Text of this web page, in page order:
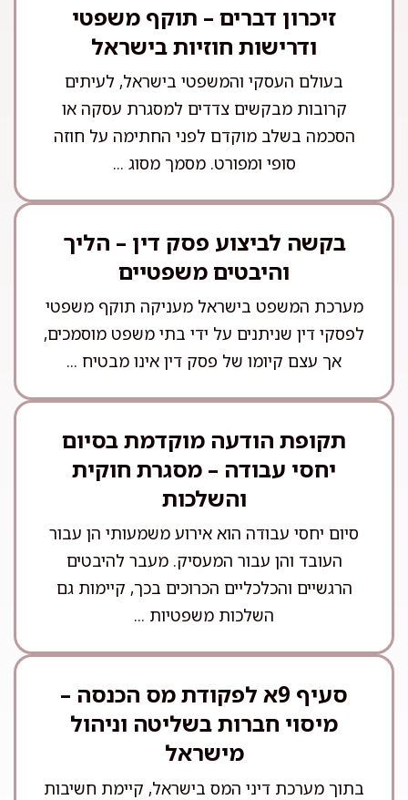
זיכרון דברים – תוקף משפטי
ודרישות חוזיות בישראל
בעולם העסקי והמשפטי בישראל, לעיתים
קרובות מבקשים צדדים למסגרת עסקה או
הסכמה בשלב מוקדם לפני החתימה על חוזה
סופי ומפורט. מסמך מסוג ...
בקשה לביצוע פסק דין – הליך
והיבטים משפטיים
מערכת המשפט בישראל מעניקה תוקף משפטי
לפסקי דין שניתנים על ידי בתי משפט מוסמכים,
אך עצם קיומו של פסק דין אינו מבטיח ...
תקופת הודעה מוקדמת בסיום
יחסי עבודה – מסגרת חוקית
והשלכות
סיום יחסי עבודה הוא אירוע משמעותי הן עבור
העובד והן עבור המעסיק. מעבר להיבטים
הרגשיים והכלכליים הכרוכים בכך, קיימות גם
השלכות משפטיות ...
סעיף 9א לפקודת מס הכנסה –
מיסוי חברות בשליטה וניהול
מישראל
בתוך מערכת דיני המס בישראל, קיימת חשיבות